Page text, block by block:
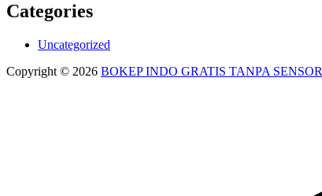
Categories
Uncategorized
Copyright © 2026 BOKEP INDO GRATIS TANPA SENSOR